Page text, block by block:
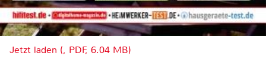
Jetzt laden (, PDF, 6.04 MB)